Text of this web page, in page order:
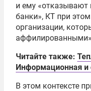
и ему «отказывают
банки», КТ при
организации,
Читайте также:
Информационная и
В этом контексте